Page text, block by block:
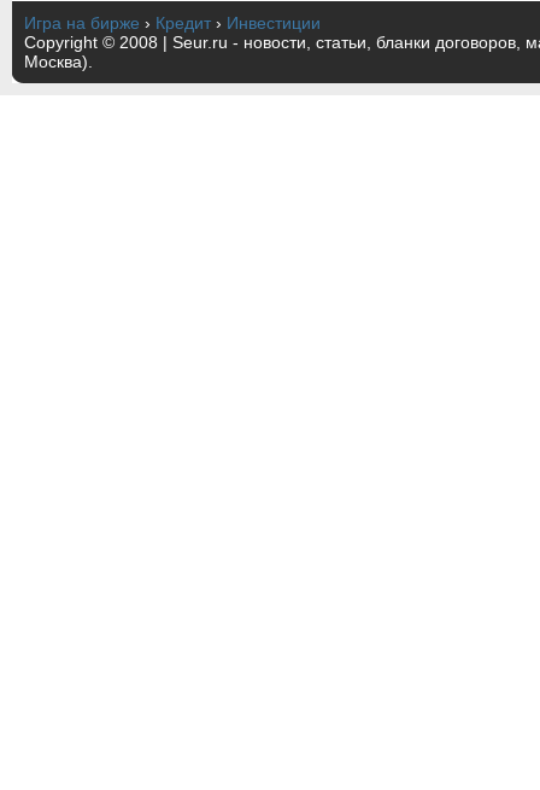
Игра на бирже › Кредит › Инвестиции
Copyright © 2008 | Seur.ru - новости, статьи, бланки договоров,
Москва).